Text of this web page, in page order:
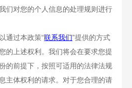
们对您的个人信息的处理规则进行
通过本政策“联系我们”提供的方式
的上述权利。我们将会在要求您提
的前提下，按照可适用的法律法规
主体权利的请求。对于您合理的请